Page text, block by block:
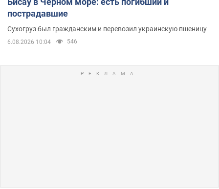
пострадавшие
Сухогруз был гражданским и перевозил украинскую пшеницу
6.08.2026 10:04 546